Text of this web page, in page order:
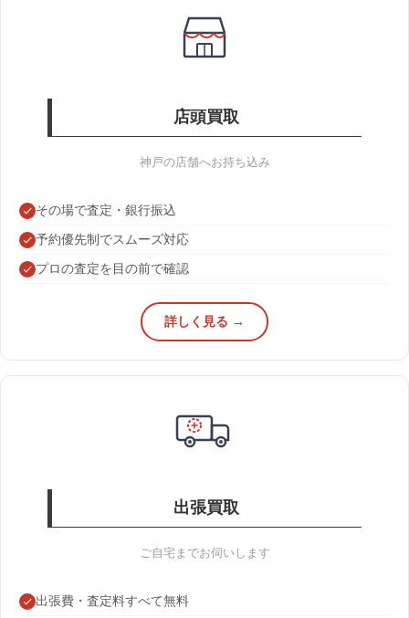
店頭買取
神戸の店舗へお持ち込み
その場で査定・銀行振込
予約優先制でスムーズ対応
プロの査定を目の前で確認
詳しく見る →
出張買取
ご自宅までお伺いします
出張費・査定料すべて無料